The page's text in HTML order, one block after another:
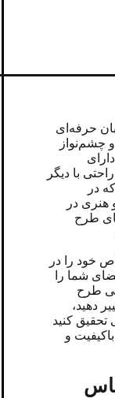
حرفه‌ای
چشم‌نواز
با دیگر
در
در
طرح
خود را در
شما را
طرح
دهید،
تحقیق کنید
و